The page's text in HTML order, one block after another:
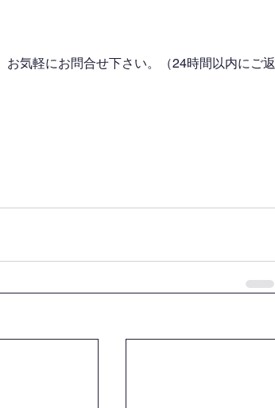
気軽にお問合せ下さい。（24時間以内にご返